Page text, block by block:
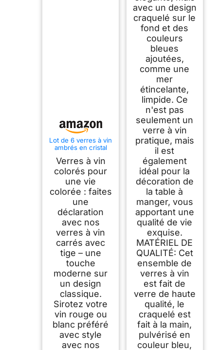
Lot de 6 verres à vin
ambrés en cristal
soufflé à la main à
longue tige 473,6 g,
verres à vin rouge et
blanc uniques pour
fête, mariage, bar à
domicile
Verres à vin
colorés pour
une vie
colorée : faites
une
déclaration
avec nos
verres à vin
carrés avec
tige – une
touche
moderne sur
un design
classique.
Sirotez votre
vin rouge ou
blanc préféré
avec style
avec nos
avec un design
craquelé sur le
fond et des
couleurs
bleues
ajoutées,
comme une
mer
étincelante,
limpide. Ce
n'est pas
seulement un
verre à vin
pratique, mais
il est
également
idéal pour la
décoration de
la table à
manger, vous
apportant une
qualité de vie
exquise.
MATÉRIEL DE
QUALITÉ: Cet
ensemble de
verres à vin
est fait de
verre de haute
qualité, le
craquelé est
fait à la main,
pulvérisé en
couleur bleu,